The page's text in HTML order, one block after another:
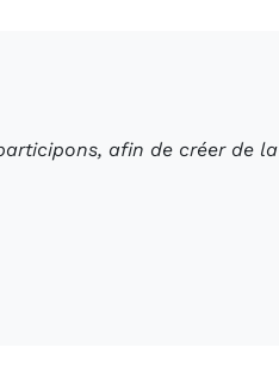
afin de créer de la